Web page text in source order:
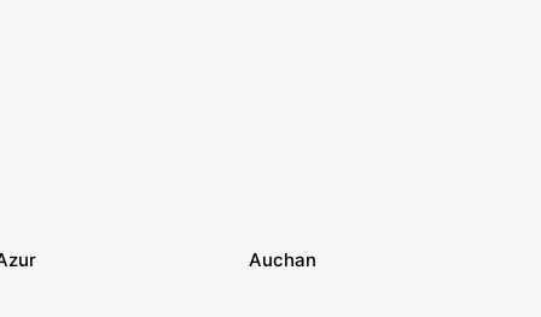
Auchan